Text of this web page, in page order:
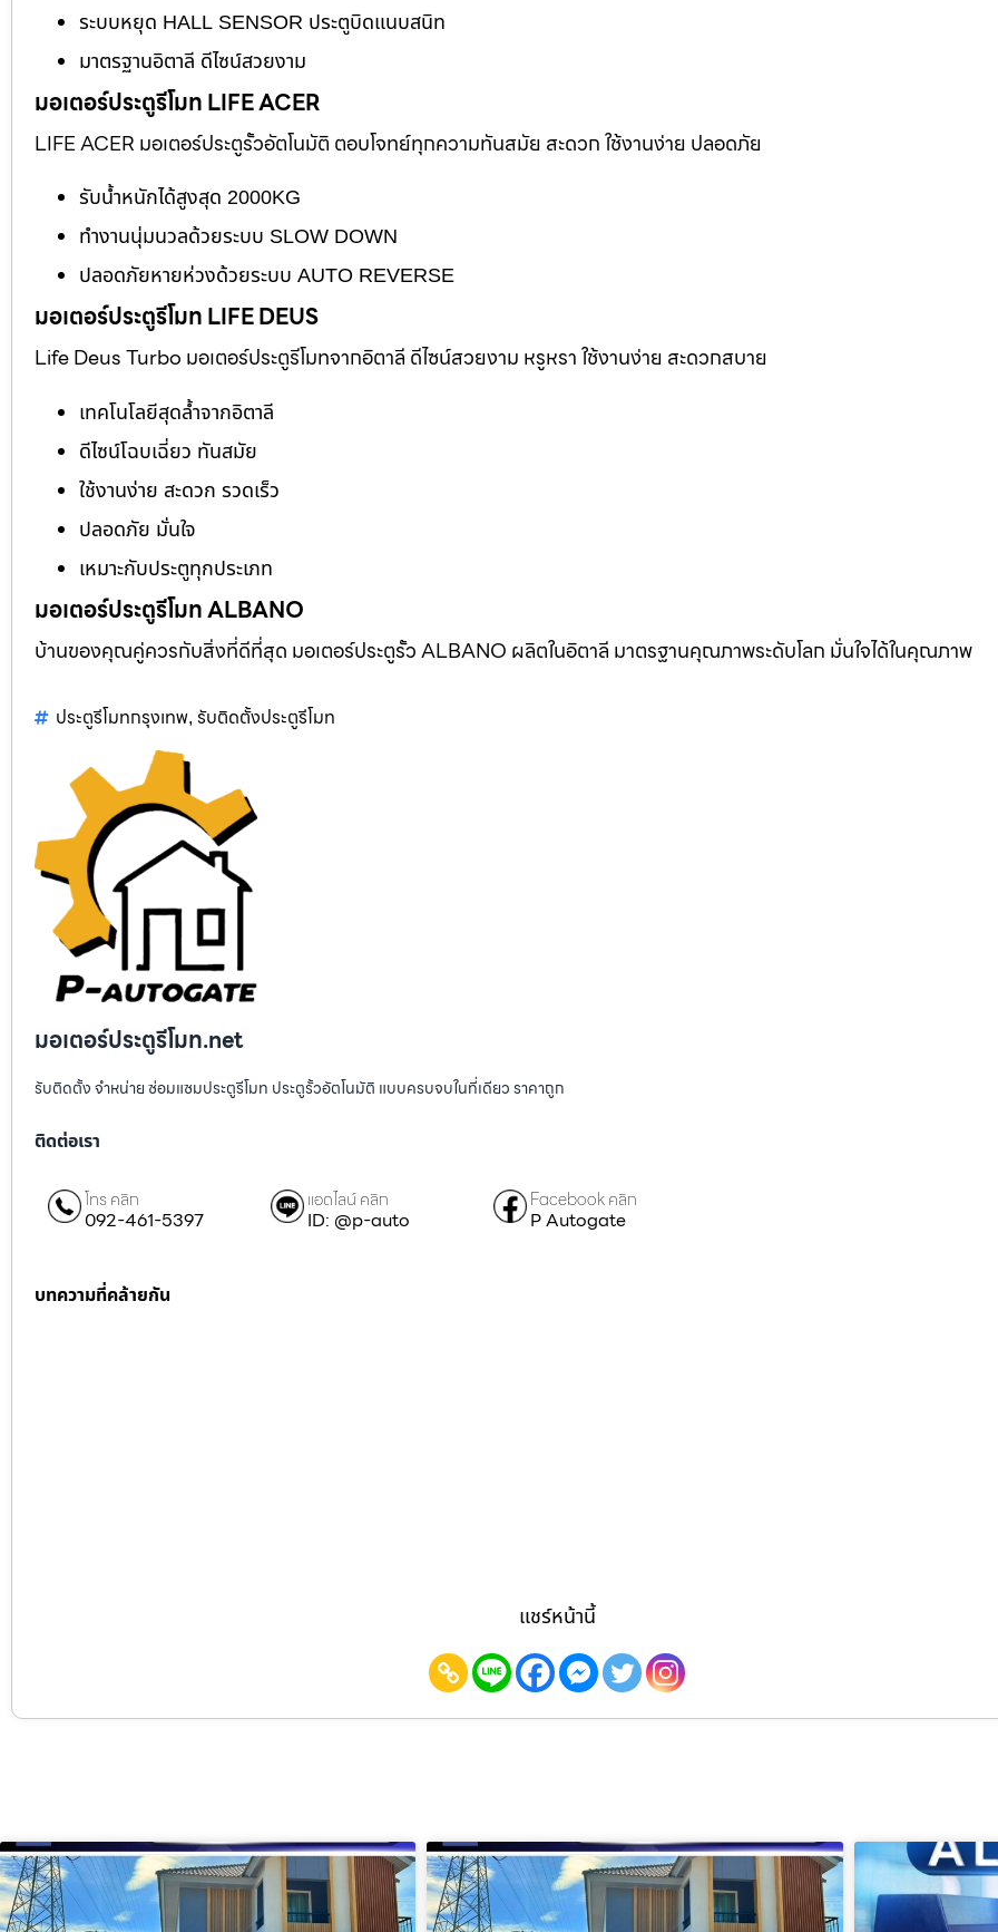
ระบบหยุด HALL SENSOR ประตูบิดแนบสนิท
มาตรฐานอิตาลี ดีไซน์สวยงาม
มอเตอร์ประตูรีโมท LIFE ACER
LIFE ACER มอเตอร์ประตูรั้วอัตโนมัติ ตอบโจทย์ทุกความทันสมัย สะดวก ใช้งานง่าย ปลอดภัย
รับน้ำหนักได้สูงสุด 2000KG
ทำงานนุ่มนวลด้วยระบบ SLOW DOWN
ปลอดภัยหายห่วงด้วยระบบ AUTO REVERSE
มอเตอร์ประตูรีโมท LIFE DEUS
Life Deus Turbo มอเตอร์ประตูรีโมทจากอิตาลี ดีไซน์สวยงาม หรูหรา ใช้งานง่าย สะดวกสบาย
เทคโนโลยีสุดล้ำจากอิตาลี
ดีไซน์โฉบเฉี่ยว ทันสมัย
ใช้งานง่าย สะดวก รวดเร็ว
ปลอดภัย มั่นใจ
เหมาะกับประตูทุกประเภท
มอเตอร์ประตูรีโมท ALBANO
บ้านของคุณคู่ควรกับสิ่งที่ดีที่สุด มอเตอร์ประตูรั้ว ALBANO ผลิตในอิตาลี มาตรฐานคุณภาพระดับโลก มั่นใจได้ในคุณภาพ
ประตูรีโมทกรุงเทพ, รับติดตั้งประตูรีโมท
มอเตอร์ประตูรีโมท.net
รับติดตั้ง จำหน่าย ซ่อมแซมประตูรีโมท ประตูรั้วอัตโนมัติ แบบครบจบในที่เดียว ราคาถูก
ติดต่อเรา
โทร คลิก
092-461-5397
แอดไลน์ คลิก
ID: @p-auto
Facebook คลิก
P Autogate
บทความที่คล้ายกัน
แชร์หน้านี้